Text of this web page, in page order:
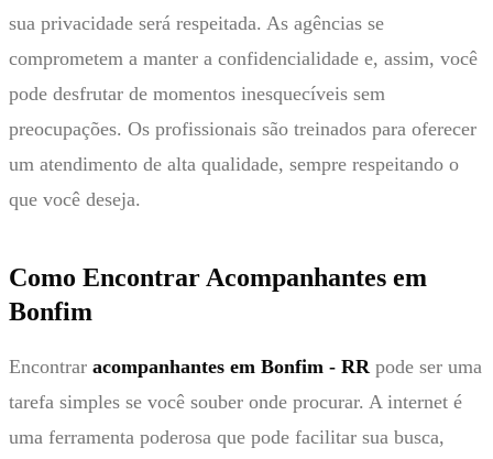
sua privacidade será respeitada. As agências se
comprometem a manter a confidencialidade e, assim, você
pode desfrutar de momentos inesquecíveis sem
preocupações. Os profissionais são treinados para oferecer
um atendimento de alta qualidade, sempre respeitando o
que você deseja.
Como Encontrar Acompanhantes em
Bonfim
Encontrar acompanhantes em Bonfim - RR pode ser uma
tarefa simples se você souber onde procurar. A internet é
uma ferramenta poderosa que pode facilitar sua busca,